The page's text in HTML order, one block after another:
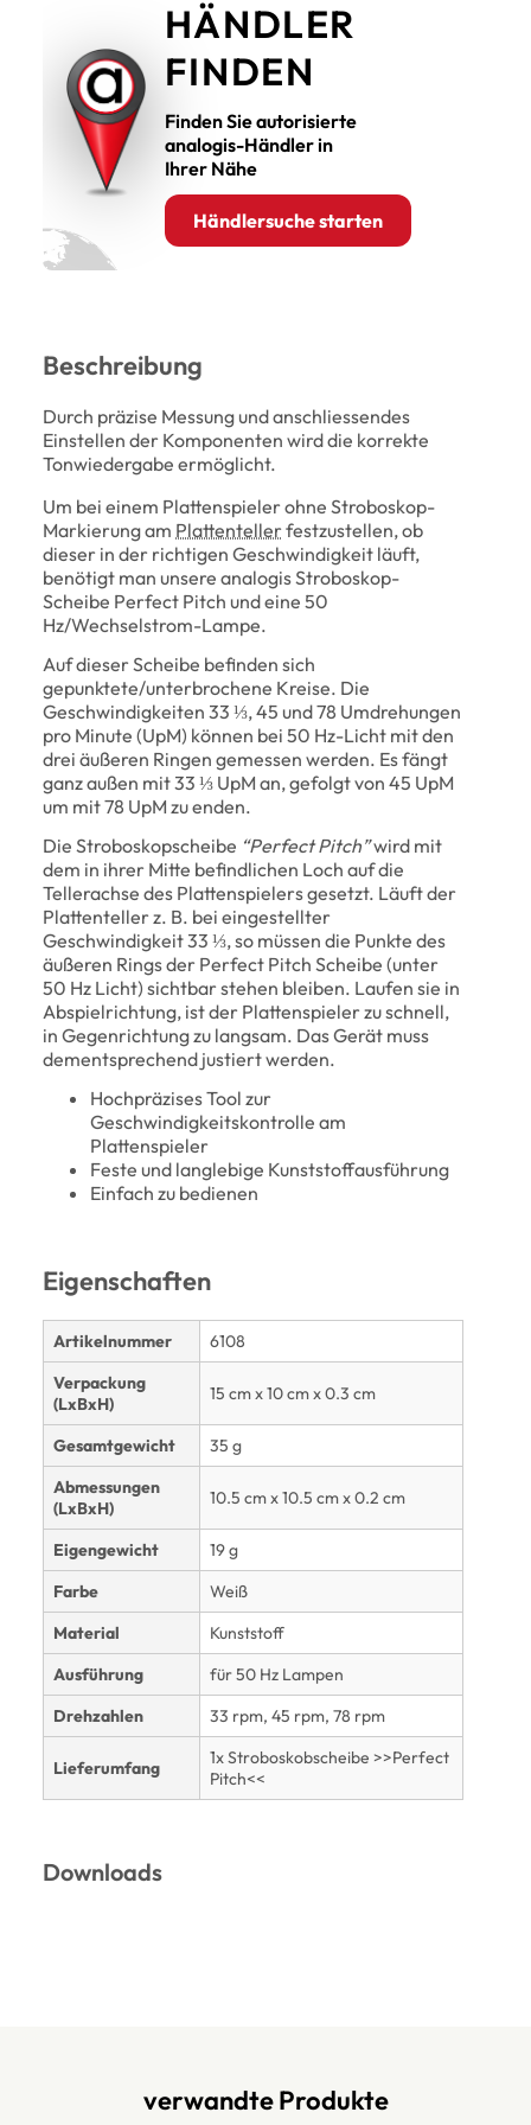
HÄNDLER
FINDEN
Finden Sie autorisierte
analogis-Händler in
Ihrer Nähe
Händlersuche starten
Beschreibung
Durch präzise Messung und anschliessendes
Einstellen der Komponenten wird die korrekte
Tonwiedergabe ermöglicht.
Um bei einem Plattenspieler ohne Stroboskop-
Markierung am Plattentellerfestzustellen, ob
dieser in der richtigen Geschwindigkeit läuft,
benötigt man unsere analogis Stroboskop-
Scheibe Perfect Pitch und eine 50
Hz/Wechselstrom-Lampe.
Auf dieser Scheibe befinden sich
gepunktete/unterbrochene Kreise. Die
Geschwindigkeiten 33 ⅓, 45 und 78 Umdrehungen
pro Minute (UpM) können bei 50 Hz-Licht mit den
drei äußeren Ringen gemessen werden. Es fängt
ganz außen mit 33 ⅓ UpM an, gefolgt von 45 UpM
um mit 78 UpM zu enden.
Die Stroboskopscheibe “Perfect Pitch”wird mit
dem in ihrer Mitte befindlichen Loch auf die
Tellerachse des Plattenspielers gesetzt. Läuft der
Plattenteller z. B. bei eingestellter
Geschwindigkeit 33 ⅓, so müssen die Punkte des
äußeren Rings der Perfect Pitch Scheibe (unter
50 Hz Licht) sichtbar stehen bleiben. Laufen sie in
Abspielrichtung, ist der Plattenspieler zu schnell,
in Gegenrichtung zu langsam. Das Gerät muss
dementsprechend justiert werden.
Hochpräzises Tool zur
Geschwindigkeitskontrolle am
Plattenspieler
Feste und langlebige Kunststoffausführung
Einfach zu bedienen
Eigenschaften
Artikelnummer
6108
Verpackung
(LxBxH)
15 cm x 10 cm x 0.3 cm
Gesamtgewicht
35 g
Abmessungen
(LxBxH)
10.5 cm x 10.5 cm x 0.2 cm
Eigengewicht
19 g
Farbe
Weiß
Material
Kunststoff
Ausführung
für 50 Hz Lampen
Drehzahlen
33 rpm, 45 rpm, 78 rpm
Lieferumfang
1x Stroboskobscheibe >>Perfect
Pitch<<
Downloads
verwandte Produkte